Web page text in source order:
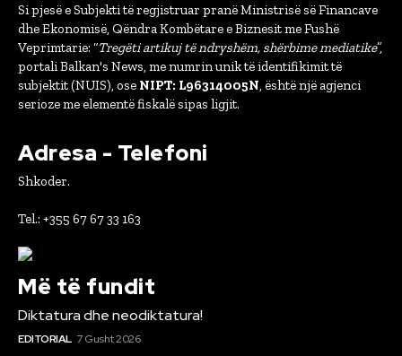
Si pjesë e Subjekti të regjistruar pranë Ministrisë së Financave
dhe Ekonomisë, Qëndra Kombëtare e Biznesit me Fushë
Veprimtarie: “Tregëti artikuj të ndryshëm, shërbime mediatike”,
portali Balkan's News, me numrin unik të identifikimit të
subjektit (NUIS), ose NIPT: L96314005N, është një agjenci
serioze me elementë fiskalë sipas ligjit.
Adresa - Telefoni
Shkoder.
Tel.: +355 67 67 33 163
Më të fundit
Diktatura dhe neodiktatura!
EDITORIAL 7 Gusht 2026